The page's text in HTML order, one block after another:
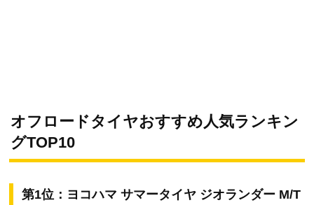
オフロードタイヤおすすめ人気ランキン
グTOP10
第1位：ヨコハマ サマータイヤ ジオランダー M/T